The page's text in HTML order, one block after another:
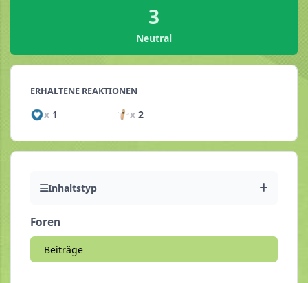
3
Neutral
ERHALTENE REAKTIONEN
x 1 x2
Inhaltstyp
Foren
Beiträge